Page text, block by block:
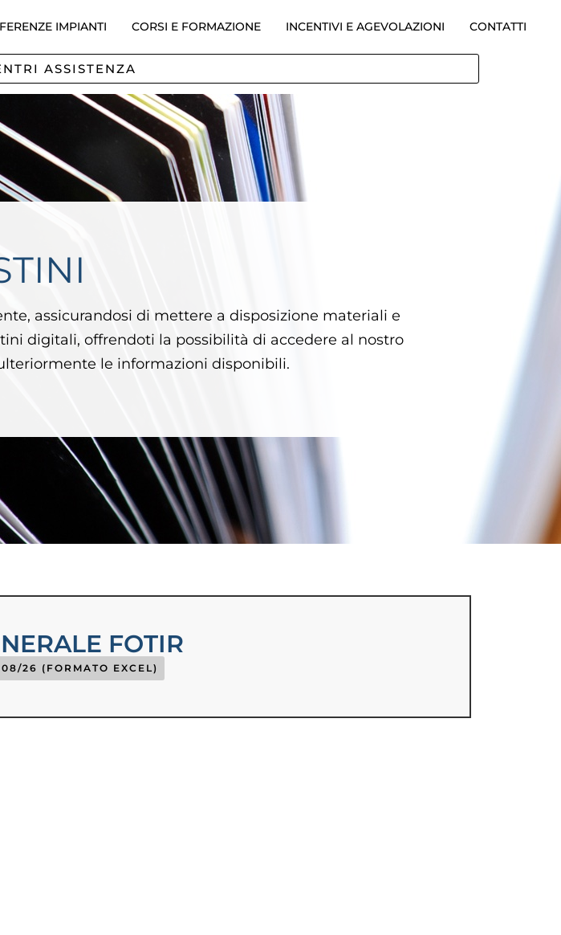
IMPIANTI CORSI E FORMAZIONE INCENTIVI E AGEVOLAZIONI CONTATTI
ASSISTENZA
assicurandosi di mettere a disposizione materiali e
digitali, offrendoti la possibilità di accedere al nostro
le informazioni disponibili.
FOTIR
26 (FORMATO EXCEL)